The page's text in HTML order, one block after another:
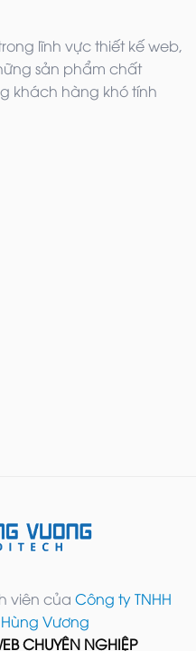
lĩnh vực thiết kế web,
sản phẩm chất
khách hàng khó tính
viên của Công ty TNHH
Vương
CHUYÊN NGHIỆP